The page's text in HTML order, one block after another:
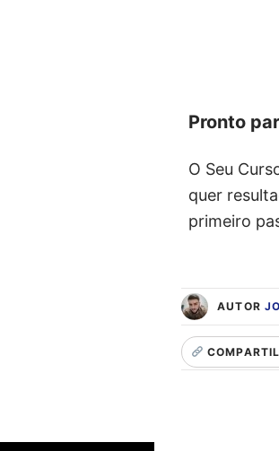
Pronto
O Seu
quer
primeiro
AUTOR